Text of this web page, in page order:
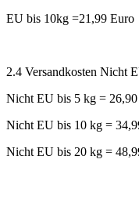
EU bis 10kg =21,99 Euro
2.4 Versandkosten Nicht
Nicht EU bis 5 kg =
Nicht EU bis 10 kg =
Nicht EU bis 20 kg =